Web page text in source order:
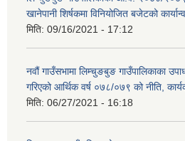
खानेपानी शिर्षकमा विनियोजित बजेटको
मिति: 09/16/2021 - 17:12
नवौं गाउँसभामा लिम्चुङबुङ गाउँपालिकाका
गरिएको आर्थिक वर्ष ०७८/०७९ को नीति,
मिति: 06/27/2021 - 16:18